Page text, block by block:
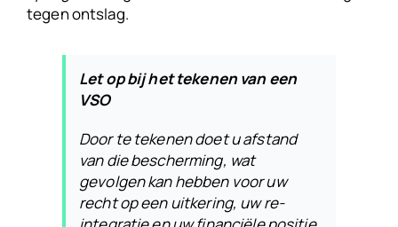
tegen ontslag.
Let op bij het tekenen van een
VSO
Door te tekenen doet u afstand
van die bescherming, wat
gevolgen kan hebben voor uw
recht op een uitkering, uw re-